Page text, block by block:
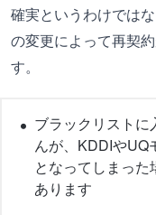
確実というわけでは
の変更によって再契
す。
ブラックリスト
んが、KDDIやUQ
となってしまっ
あります